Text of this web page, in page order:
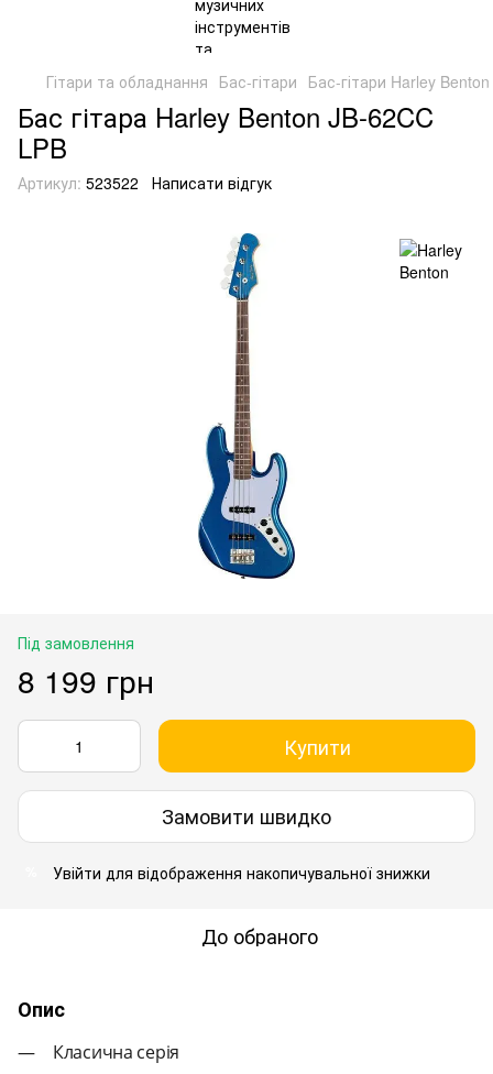
Гітари та обладнання Бас-гітари Бас-гітари Harley Benton
Бас гітара Harley Benton JB-62CC
LPB
Артикул: 523522 Написати відгук
Під замовлення
8 199 грн
Купити
Замовити швидко
Увійти для відображення накопичувальної знижки
До обраного
Опис
Класична серія